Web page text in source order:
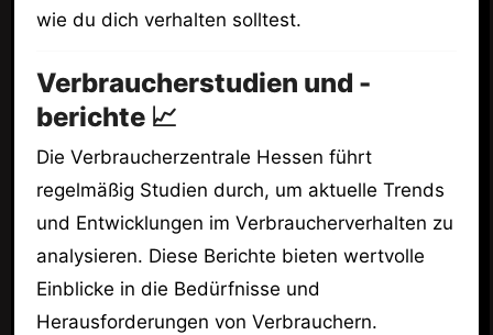
wie du dich verhalten solltest.
Verbraucherstudien und -
berichte 📈
Die Verbraucherzentrale Hessen führt
regelmäßig Studien durch, um aktuelle Trends
und Entwicklungen im Verbraucherverhalten zu
analysieren. Diese Berichte bieten wertvolle
Einblicke in die Bedürfnisse und
Herausforderungen von Verbrauchern.